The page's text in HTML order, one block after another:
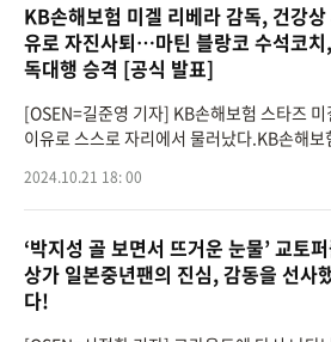
KB손해보험 미겔 리베라 감독, 건강
유로 자진사퇴…마틴 블랑코 수석코
독대행 승격 [공식 발표]
[OSEN=길준영 기자] KB손해보험 스타즈
이유로 스스로 자리에서 물러났다.KB손해
하기로 했다&
2024.10.21 18: 00
‘박지성 골 보면서 뜨거운 눈물’ 교토
상가 일본중년팬의 진심, 감동을 선사
다!